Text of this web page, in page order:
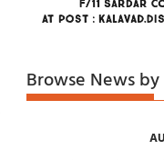
Browse News by